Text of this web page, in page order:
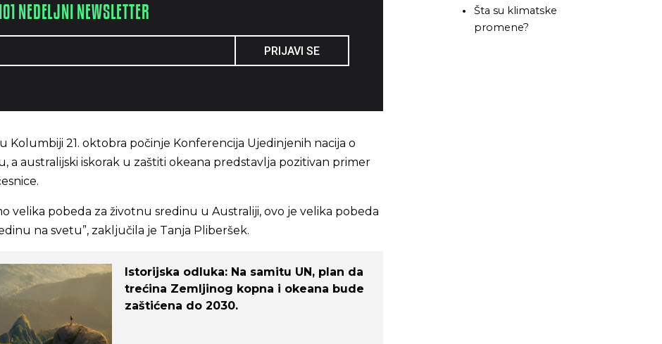
NEDELJNI NEWSLETTER
PRIJAVI SE
Kolumbiji 21. oktobra počinje Konferencija Ujedinjenih nacija o
a australijski iskorak u zaštiti okeana predstavlja pozitivan primer
velika pobeda za životnu sredinu u Australiji, ovo je velika pobeda
na svetu”, zaključila je Tanja Pliberšek.
Istorijska odluka: Na samitu UN, plan da
trećina Zemljinog kopna i okeana bude
zaštićena do 2030.
Šta su klimatske
promene?